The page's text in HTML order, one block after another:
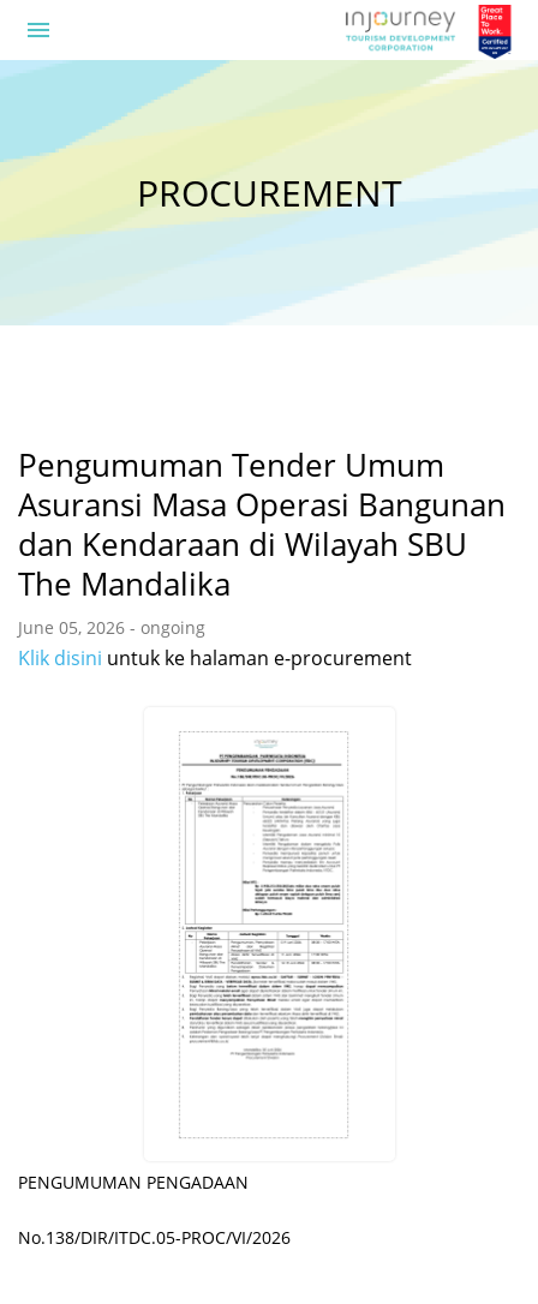
menu
PROCUREMENT
Pengumuman Tender Umum
Asuransi Masa Operasi Bangunan
dan Kendaraan di Wilayah SBU
The Mandalika
June 05, 2026 - ongoing
Klik disini untuk ke halaman e-procurement
PENGUMUMAN PENGADAAN
No.138/DIR/ITDC.05-PROC/VI/2026